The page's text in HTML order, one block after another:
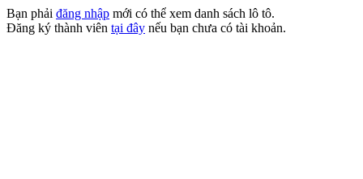
Bạn phải đăng nhập mới có thể xem danh sách lô tô.
Đăng ký thành viên tại đây nếu bạn chưa có tài khoản.